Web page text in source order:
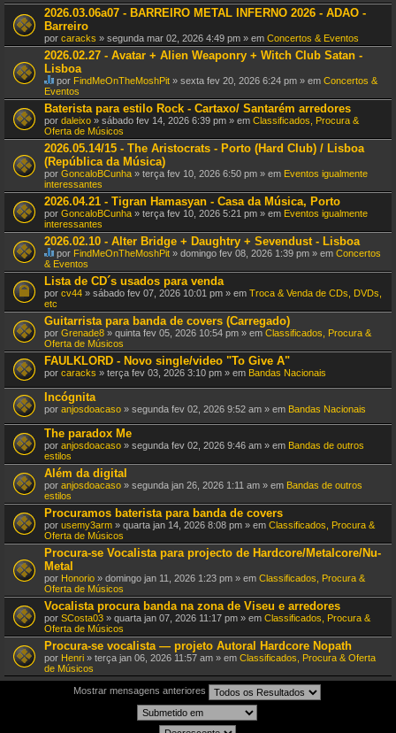
e
x
(
s
)
2026.03.06a07 - BARREIRO METAL INFERNO 2026 - ADAO -
Barreiro
por caracks » segunda mar 02, 2026 4:49 pm » em Concertos & Eventos
2026.02.27 - Avatar + Alien Weaponry + Witch Club Satan -
Lisboa
E
s
t
e
T
ó
p
i
c
o
t
e
m
u
m
a
v
o
t
a
ç
ã
o
.
por FindMeOnTheMoshPit » sexta fev 20, 2026 6:24 pm » em Concertos &
Eventos
Baterista para estilo Rock - Cartaxo/ Santarém arredores
por daleixo » sábado fev 14, 2026 6:39 pm » em Classificados, Procura &
Oferta de Músicos
2026.05.14/15 - The Aristocrats - Porto (Hard Club) / Lisboa
(República da Música)
por GoncaloBCunha » terça fev 10, 2026 6:50 pm » em Eventos igualmente
interessantes
2026.04.21 - Tigran Hamasyan - Casa da Música, Porto
por GoncaloBCunha » terça fev 10, 2026 5:21 pm » em Eventos igualmente
interessantes
2026.02.10 - Alter Bridge + Daughtry + Sevendust - Lisboa
E
s
t
e
T
ó
p
i
c
o
e
m
u
m
a
v
o
t
a
ç
ã
o
.
por FindMeOnTheMoshPit » domingo fev 08, 2026 1:39 pm » em Concertos
& Eventos
Lista de CD´s usados para venda
por cv44 » sábado fev 07, 2026 10:01 pm » em Troca & Venda de CDs, DVDs,
etc
Guitarrista para banda de covers (Carregado)
por Grenade8 » quinta fev 05, 2026 10:54 pm » em Classificados, Procura &
Oferta de Músicos
FAULKLORD - Novo single/video "To Give A"
por caracks » terça fev 03, 2026 3:10 pm » em Bandas Nacionais
Incógnita
por anjosdoacaso » segunda fev 02, 2026 9:52 am » em Bandas Nacionais
The paradox Me
por anjosdoacaso » segunda fev 02, 2026 9:46 am » em Bandas de outros
estilos
Além da digital
por anjosdoacaso » segunda jan 26, 2026 1:11 am » em Bandas de outros
estilos
Procuramos baterista para banda de covers
por usemy3arm » quarta jan 14, 2026 8:08 pm » em Classificados, Procura &
Oferta de Músicos
Procura-se Vocalista para projecto de Hardcore/Metalcore/Nu-
Metal
por Honorio » domingo jan 11, 2026 1:23 pm » em Classificados, Procura &
Oferta de Músicos
Vocalista procura banda na zona de Viseu e arredores
por SCosta03 » quarta jan 07, 2026 11:17 pm » em Classificados, Procura &
Oferta de Músicos
Procura-se vocalista — projeto Autoral Hardcore Nopath
por Henri » terça jan 06, 2026 11:57 am » em Classificados, Procura & Oferta
de Músicos
Mostrar mensagens anteriores